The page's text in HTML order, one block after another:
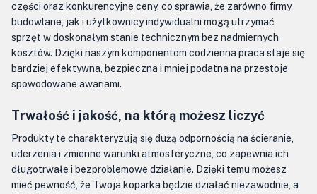
części oraz konkurencyjne ceny, co sprawia, że zarówno firmy
budowlane, jak i użytkownicy indywidualni mogą utrzymać
sprzęt w doskonałym stanie technicznym bez nadmiernych
kosztów. Dzięki naszym komponentom codzienna praca staje się
bardziej efektywna, bezpieczna i mniej podatna na przestoje
spowodowane awariami.
Trwałość i jakość, na którą możesz liczyć
Produkty te charakteryzują się dużą odpornością na ścieranie,
uderzenia i zmienne warunki atmosferyczne, co zapewnia ich
długotrwałe i bezproblemowe działanie. Dzięki temu możesz
mieć pewność, że Twoja koparka będzie działać niezawodnie, a